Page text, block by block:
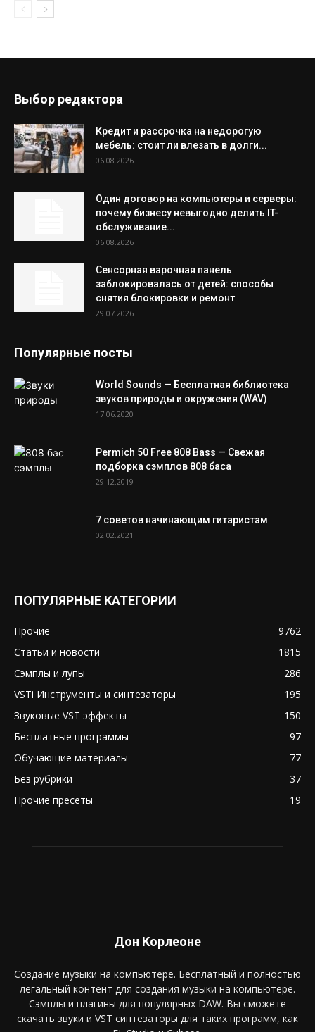
Выбор редактора
Кредит и рассрочка на недорогую
мебель: стоит ли влезать в долги...
06.08.2026
Один договор на компьютеры и серверы:
почему бизнесу невыгодно делить IT-
обслуживание...
06.08.2026
Сенсорная варочная панель
заблокировалась от детей: способы
снятия блокировки и ремонт
29.07.2026
Популярные посты
World Sounds — Бесплатная библиотека
звуков природы и окружения (WAV)
17.06.2020
Permich 50 Free 808 Bass — Свежая
подборка сэмплов 808 баса
29.12.2019
7 советов начинающим гитаристам
02.02.2021
ПОПУЛЯРНЫЕ КАТЕГОРИИ
Прочие
9762
Статьи и новости
1815
Сэмплы и лупы
286
VSTi Инструменты и синтезаторы
195
Звуковые VST эффекты
150
Бесплатные программы
97
Обучающие материалы
77
Без рубрики
37
Прочие пресеты
19
Дон Корлеоне
Создание музыки на компьютере. Бесплатный и полностью
легальный контент для создания музыки на компьютере.
Сэмплы и плагины для популярных DAW. Вы сможете
скачать звуки и VST синтезаторы для таких программ, как